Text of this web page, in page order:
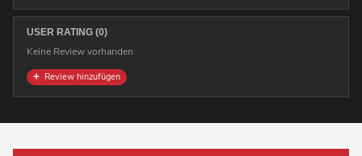
USER RATING (0)
Keine Review vorhanden
Review hinzufügen